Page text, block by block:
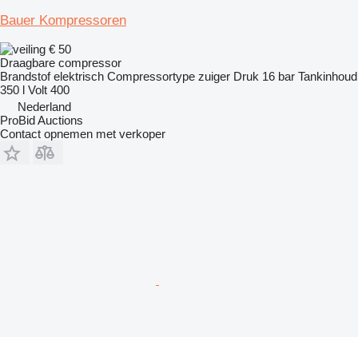
Bauer Kompressoren
€ 50
Draagbare compressor
Brandstof elektrisch Compressortype zuiger Druk 16 bar Tankinhoud
350 l Volt 400
Nederland
ProBid Auctions
Contact opnemen met verkoper